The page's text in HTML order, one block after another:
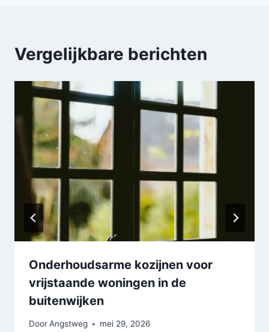
Vergelijkbare berichten
Onderhoudsarme kozijnen voor
vrijstaande woningen in de
buitenwijken
DoorAngstweg mei 29, 2026